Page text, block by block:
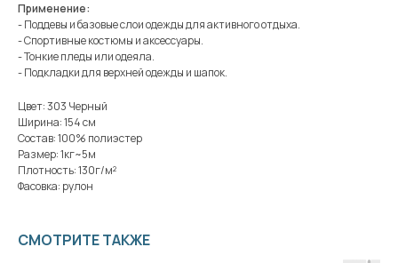
Применение:
- Поддевы и базовые слои одежды для активного отдыха.
- Спортивные костюмы и аксессуары.
- Тонкие пледы или одеяла.
- Подкладки для верхней одежды и шапок.
Цвет: 303 Черный
Ширина: 154 см
Состав: 100% полиэстер
Размер: 1кг~5м
Плотность: 130г/м²
Фасовка: рулон
СМОТРИТЕ ТАКЖЕ